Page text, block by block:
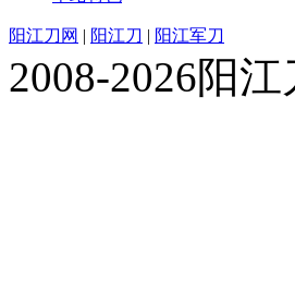
阳江刀网 | 阳江刀 | 阳江军刀
2008-2026阳